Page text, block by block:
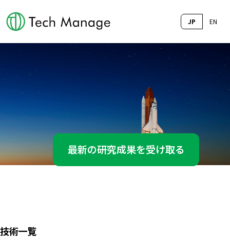
JP EN
最新の研究成果を受け取る
技術一覧